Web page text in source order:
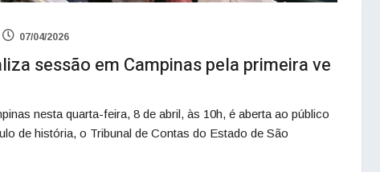
07/04/2026
sessão em Campinas pela primeira ve
nesta quarta-feira, 8 de abril, às 10h, é aberta ao público
de história, o Tribunal de Contas do Estado de São